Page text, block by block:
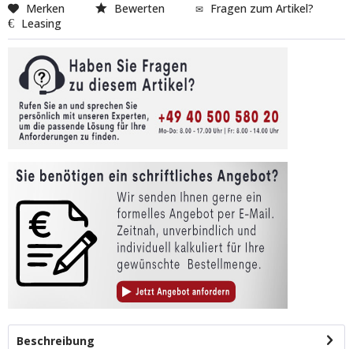
Merken Bewerten
Fragen zum Artikel?
Leasing
Beschreibung